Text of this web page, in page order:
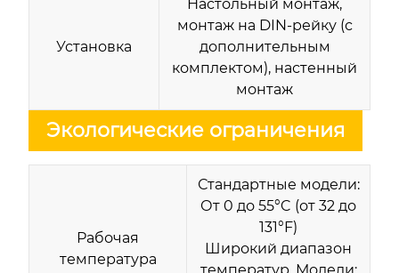
Установка
Настольный монтаж,
монтаж на DIN-рейку (с
дополнительным
комплектом), настенный
монтаж
Экологические ограничения
Рабочая
температура
Стандартные модели:
От 0 до 55°C (от 32 до
131°F)
Широкий диапазон